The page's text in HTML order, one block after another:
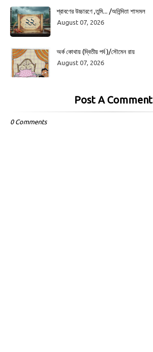
শ্রাবণের উচ্চারণে ,তুমি... /অনিন্দিতা শাসমল
August 07, 2026
অর্ক কোথায় (দ্বিতীয় পর্ব )/সৌমেন রায়
August 07, 2026
Post A Comment
0 Comments